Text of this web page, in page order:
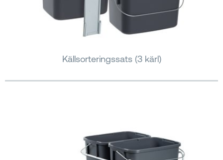
Källsorteringssats (3 kärl)